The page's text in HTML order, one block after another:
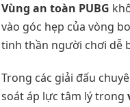
Vùng an toàn PUBG
vào góc hẹp của vòng
tinh thần người chơi dễ
Trong các giải đấu
soát áp lực tâm lý trong